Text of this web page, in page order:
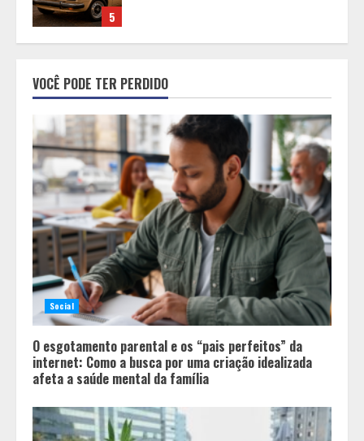
1
inaugura novo espaço com o
Delicatto Restaurante
3
Políticas que Nasceram no Amapá e
Viraram Políticas Nacionais
Alpinismo nas redes sociais: a
ciência por trás do BIRGing e do
CORFing praticados na internet
VOCÊ PODE TER PERDIDO
Social
O esgotamento parental e os “pais perfeitos” da
internet: Como a busca por uma criação idealizada
afeta a saúde mental da família